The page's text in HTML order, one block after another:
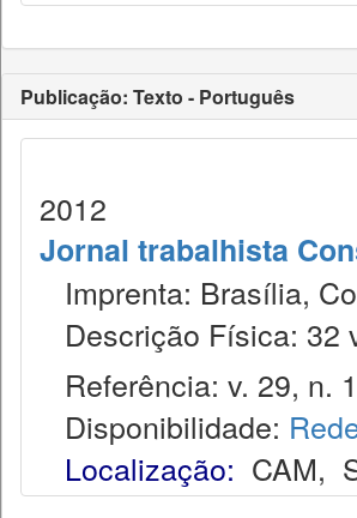
Publicação: Texto - Português
2012
Jornal trabalhista
Imprenta: Brasília,
Descrição Física: 32
Referência: v. 29, n.
Disponibilidade:
Localização: CAM,